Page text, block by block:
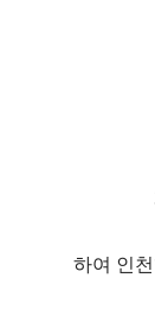
하여 인